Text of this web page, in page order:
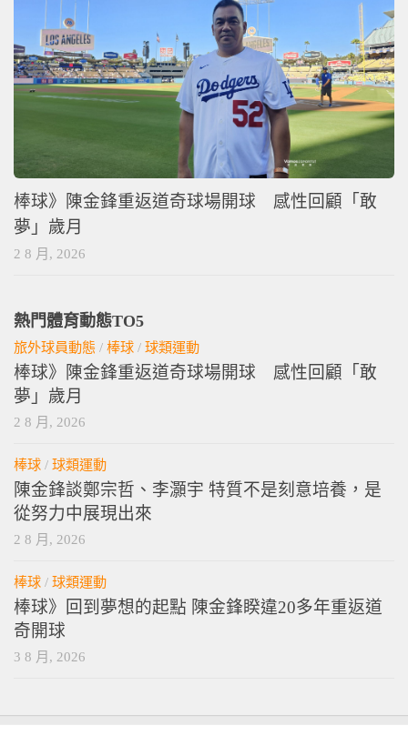
棒球》陳金鋒重返道奇球場開球 感性回顧「敢
夢」歲月
2 8 月, 2026
熱門體育動態TO5
旅外球員動態 / 棒球 / 球類運動
棒球》陳金鋒重返道奇球場開球 感性回顧「敢
夢」歲月
2 8 月, 2026
棒球 / 球類運動
陳金鋒談鄭宗哲、李灝宇 特質不是刻意培養，是
從努力中展現出來
2 8 月, 2026
棒球 / 球類運動
棒球》回到夢想的起點 陳金鋒睽違20多年重返道
奇開球
3 8 月, 2026